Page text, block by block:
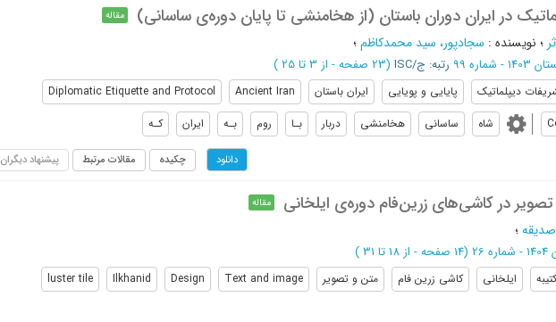
در ایران دوران باستان (از هخامنشی تا پایان دوره‌ی ساسانی) مقاله
؛ نویسنده : سجادپور، سید محمدکاظم؛
- شماره 99 رتبه: ج/ISC (‎23 صفحه - از 3 تا 25 )
دیپلماتیک پایایی و پویایی ایران باستان Ancient Iran
Diplomatic Etiquette and Protocol
شاه ساسانی هخامنشی دربار بـا روم بـه ایران کـه
دانلود چکیده مقالات مرتبط پیشنهاد دیگران
در کاشی‌های زرین‌فام دوره‌ی ایلخانی مقاله
صدیقه؛
(‎14 صفحه - از 18 تا 31 )
کتیبه ایلخانی کاشی زرین فام متن و تصویر Text and image
Design
Ilkhanid
luster tile